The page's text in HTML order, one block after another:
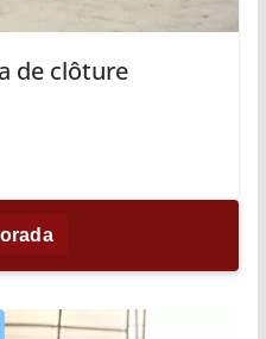
de clôture